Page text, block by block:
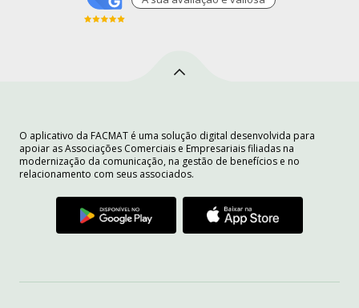
O aplicativo da FACMAT é uma solução digital desenvolvida para
apoiar as Associações Comerciais e Empresariais filiadas na
modernização da comunicação, na gestão de benefícios e no
relacionamento com seus associados.